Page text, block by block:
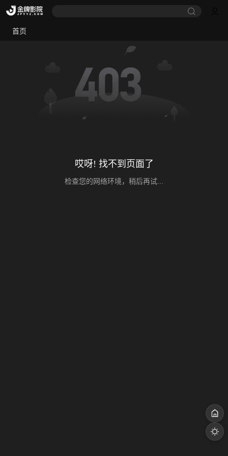
首页
哎呀! 找不到页面了
检查您的网络环境，稍后再试...